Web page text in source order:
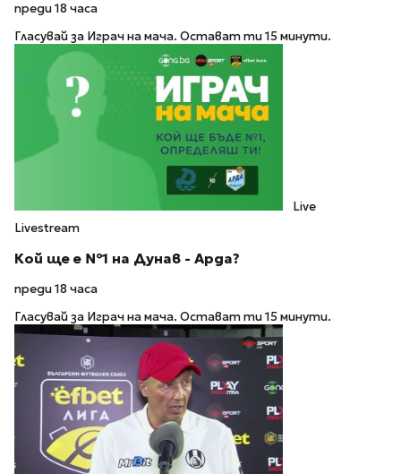
преди 18 часа
Гласувай за Играч на мача. Остават ти 15 минути.
Live
Livestream
Кой ще е №1 на Дунав - Арда?
преди 18 часа
Гласувай за Играч на мача. Остават ти 15 минути.